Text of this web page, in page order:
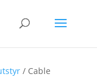
/ Cable